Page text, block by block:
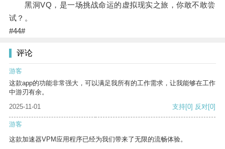
黑洞VQ，是一场挑战命运的虚拟现实之旅，你敢不敢尝
试？。
#44#
评论
游客
这款app的功能非常强大，可以满足我所有的工作需求，让我能够在工作
中游刃有余。
2025-11-01
支持[0] 反对[0]
游客
这款加速器VPM应用程序已经为我们带来了无限的流畅体验。